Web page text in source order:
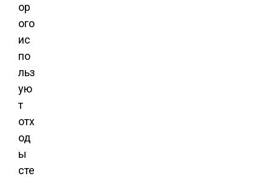
ор
ого
ис
по
льз
ую
т
отх
од
ы
сте